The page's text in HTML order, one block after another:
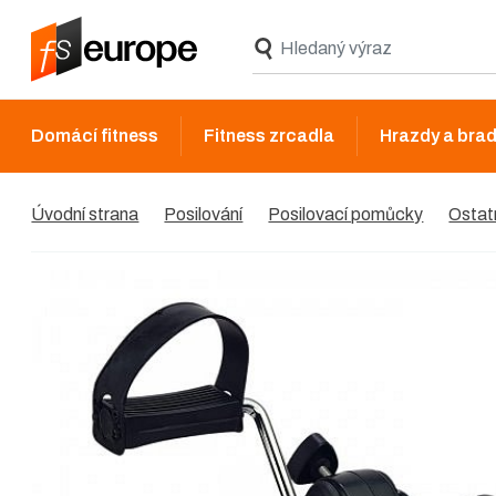
Domácí fitness Fitness zrcadla Hrazdy a
Úvodní strana Posilování Posilovací pomůcky